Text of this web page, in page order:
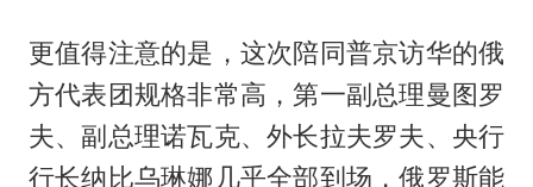
更值得注意的是，这次陪同普京访华的俄
方代表团规格非常高，第一副总理曼图罗
夫、副总理诺瓦克、外长拉夫罗夫、央行
行长纳比乌琳娜几乎全部到场，俄罗斯能